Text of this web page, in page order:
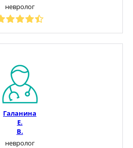
невролог
Галанина
Е.
В.
невролог